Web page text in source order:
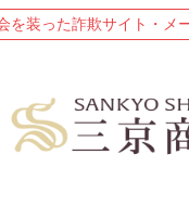
を装った詐欺サイト・メ